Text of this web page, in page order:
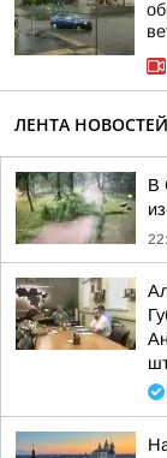
ЛЕНТА НОВОСТЕЙ
В